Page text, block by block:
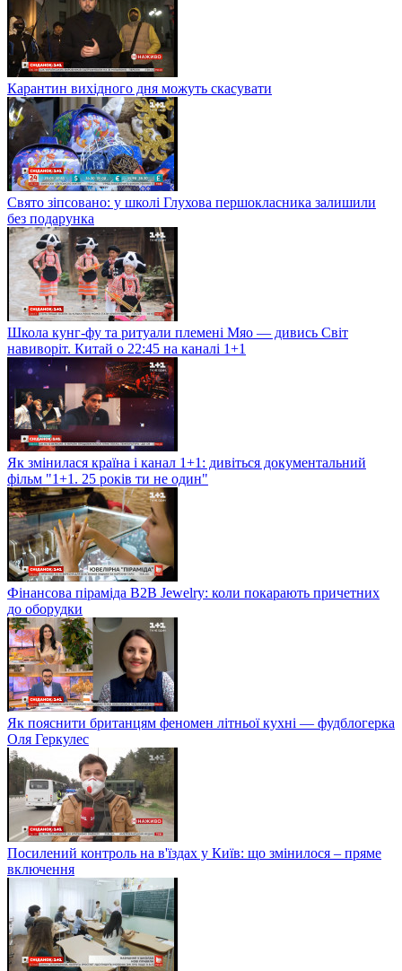
Карантин вихідного дня можуть скасувати
Свято зіпсовано: у школі Глухова першокласника залишили
без подарунка
Школа кунг-фу та ритуали племені Мяо — дивись Світ
навиворіт. Китай о 22:45 на каналі 1+1
Як змінилася країна і канал 1+1: дивіться документальний
фільм "1+1. 25 років ти не один"
Фінансова піраміда B2B Jewelry: коли покарають причетних
до оборудки
Як пояснити британцям феномен літньої кухні — фудблогерка
Оля Геркулес
Посилений контроль на в'їздах у Київ: що змінилося – пряме
включення